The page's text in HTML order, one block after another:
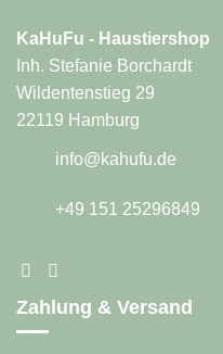
KaHuFu - Haustiershop
Inh. Stefanie Borchardt
Wildentenstieg 29
22119 Hamburg
info@kahufu.de
+49 151 25296849
Zahlung & Versand